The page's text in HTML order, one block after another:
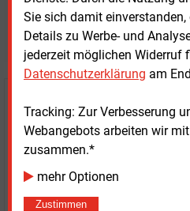
Sie sich damit
Details zu Werbe- und
jederzeit möglichen Widerruf
Datenschutzerklärung am
Tracking: Zur Verbesserung
Webangebots arbeiten wir
zusammen.*
mehr Optionen
Zustimmen
Möchten Sie
weitere
Kaufen Sie den Artikel
erhalten Sie sofort